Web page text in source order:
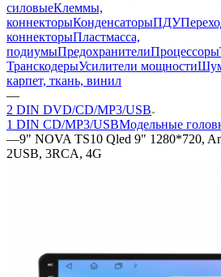
силовыеКлеммы,
коннекторыКонденсаторыПДУ
коннекторыПластмасса,
подиумыПредохранителиПроцессоры
ТранскодерыУсилители мощности
карпет, ткань, винил
—
2 DIN DVD/CD/MP3/USB
1 DIN CD/MP3/USBМодельные
—9" NOVA TS10 Qled 9" 1280*720,
2USB, 3RCA, 4G